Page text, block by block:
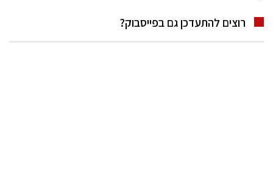
רוצים להתעדכן גם בפייסבוק?